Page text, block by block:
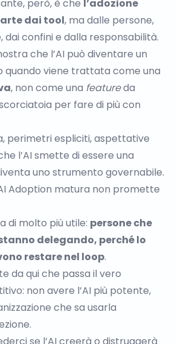
però, è che l’adozione
dai tool, ma dalle persone,
confini e dalla responsabilità.
che l’AI può diventare un
quando viene trattata come una
, non come una featureda
per fare di più con
perimetri espliciti, aspettative
l’AI smette di essere una
uno strumento governabile.
Adoption matura non promette
di molto più utile: persone che
delegando, perché lo
restare nel loop.
da qui che passa il vero
non avere l’AI più potente,
che sa usarla